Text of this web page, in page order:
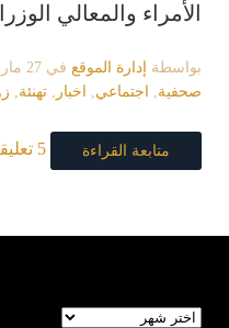
الأمراء والمعالي
بواسطة إدارة الموقع في 27 مارس، 2019
صحفية, اجتماعي, اخبار , تهنئة,
متابعة القراءة 5 تعليقات
الأرشيف